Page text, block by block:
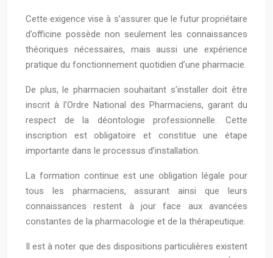
Cette exigence vise à s’assurer que le futur propriétaire
d’officine possède non seulement les connaissances
théoriques nécessaires, mais aussi une expérience
pratique du fonctionnement quotidien d’une pharmacie.
De plus, le pharmacien souhaitant s’installer doit être
inscrit à l’Ordre National des Pharmaciens, garant du
respect de la déontologie professionnelle. Cette
inscription est obligatoire et constitue une étape
importante dans le processus d’installation.
La formation continue est une obligation légale pour
tous les pharmaciens, assurant ainsi que leurs
connaissances restent à jour face aux avancées
constantes de la pharmacologie et de la thérapeutique.
Il est à noter que des dispositions particulières existent